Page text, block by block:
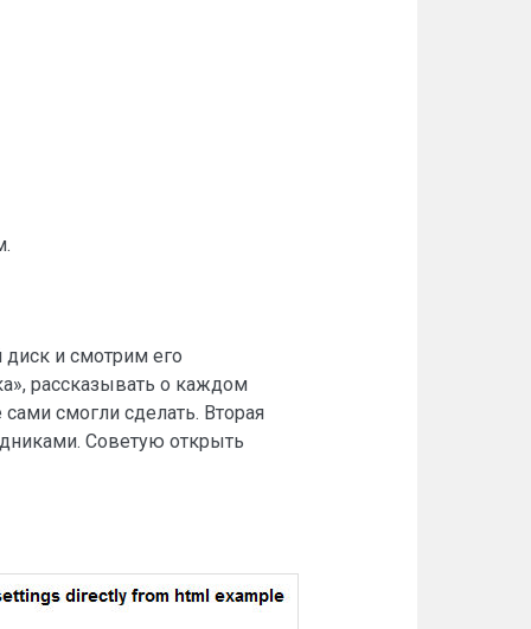
и смотрим его
рассказывать о каждом
смогли сделать. Вторая
Советую открыть